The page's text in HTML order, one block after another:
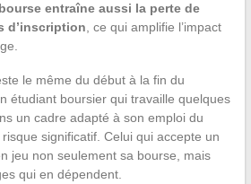
entraîne aussi la perte de
d’inscription, ce qui amplifie l’impact
le même du début à la fin du
étudiant boursier qui travaille quelques
un cadre adapté à son emploi du
significatif. Celui qui accepte un
jeu non seulement sa bourse, mais
qui en dépendent.